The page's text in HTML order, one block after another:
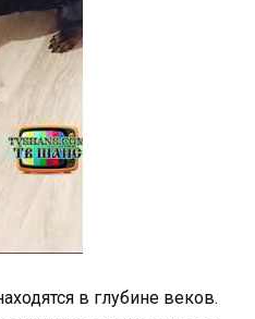
в глубине веков.